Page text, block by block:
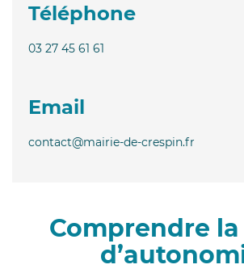
Téléphone
03 27 45 61 61
Email
contact@mairie-de-crespin.fr
Comprendre